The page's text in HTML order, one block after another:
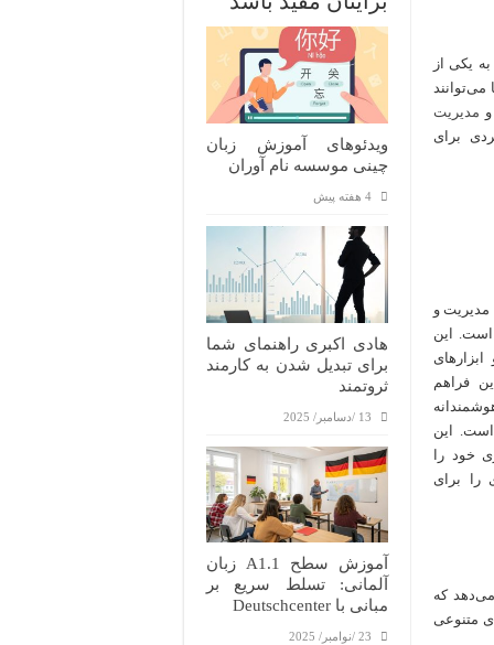
ویدئوهای آموزش زبان
چینی موسسه نام آوران
4 هفته پیش
هادی اکبری راهنمای شما
برای تبدیل شدن به کارمند
ثروتمند
13 /دسامبر/ 2025
آموزش سطح A1.1 زبان
آلمانی: تسلط سریع بر
مبانی با Deutschcenter
23 /نوامبر/ 2025
یکی از
مدیریت
برای
و
این
فراهم
است. این
خود را
را برای
که
متنوعی